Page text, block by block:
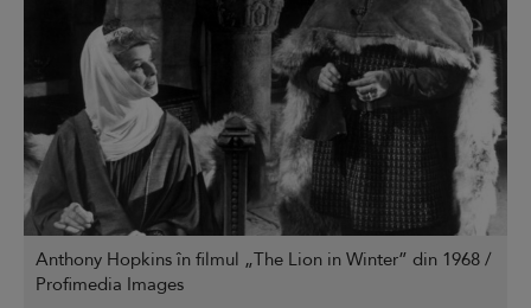
Anthony Hopkins în filmul „The Lion in Winter” din 1968 /
Profimedia Images